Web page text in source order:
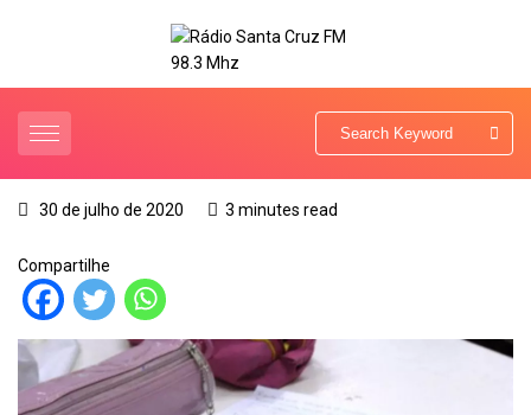
30 de julho de 2020 3 minutes read
Compartilhe